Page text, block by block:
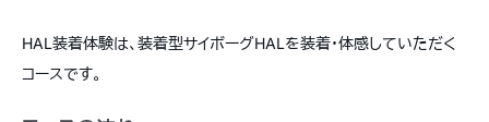
HAL装着体験は、装着型サイボーグHALを装着・体感していただく
コースです。